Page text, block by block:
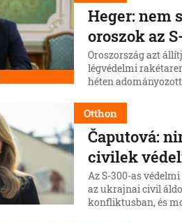
Heger: nem
oroszok az
Oroszország azt
légvédelmi
héten
Otthon
Čaputová:
civilek
Az S-300-as
az ukrajnai civil
konfliktusban, és